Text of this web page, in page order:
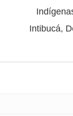
Intibucá,